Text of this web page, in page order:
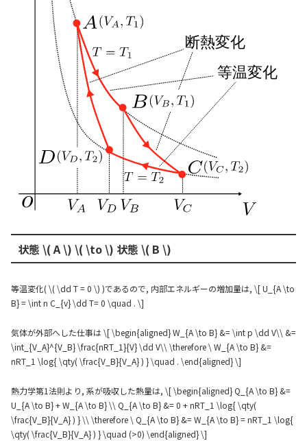
状態 \( A \) \( \to \) 状態 \( B \)
等温変化( \( \dd T = 0 \) )であるので, 内部エネルギーの増加量は, \[ U_{A \to
B} = \int n C_{v} \dd T= 0 \quad . \]
気体が外部へした仕事は \[ \begin{aligned} W_{A \to B} &= \int p \dd V\\ &=
\int_{V_A}^{V_B} \frac{nRT_1}{V} \dd V\\ \therefore \ W_{A \to B} &=
nRT_1 \log{ \qty( \frac{V_B}{V_A} ) } \quad . \end{aligned} \]
熱力学第1法則より, 系が吸収した熱量は, \[ \begin{aligned} Q_{A \to B} &=
U_{A \to B} + W_{A \to B} \\ Q_{A \to B} &= 0 + nRT_1 \log{ \qty(
\frac{V_B}{V_A} ) } \\ \therefore \ Q_{A \to B} &= W_{A \to B} = nRT_1 \log{
\qty( \frac{V_B}{V_A} ) } \quad (>0) \end{aligned} \]